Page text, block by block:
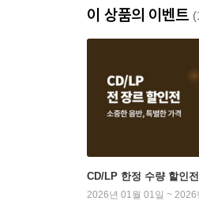
이 상품의 이벤트
CD/LP 한정 수량 할인전
2026년 01월 01일 ~ 2026